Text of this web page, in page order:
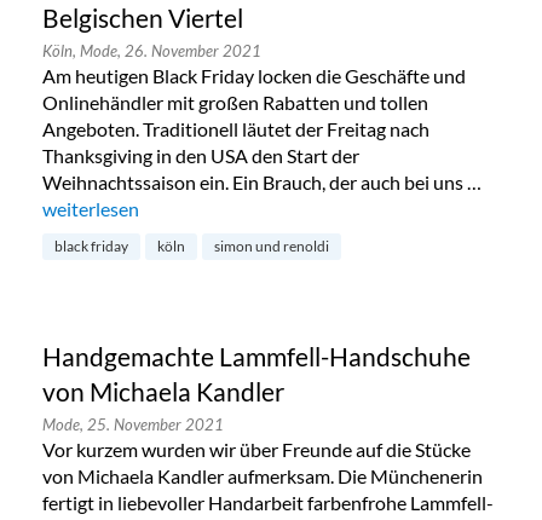
Belgischen Viertel
Köln, Mode, 26. November 2021
Am heutigen Black Friday locken die Geschäfte und
Onlinehändler mit großen Rabatten und tollen
Angeboten. Traditionell läutet der Freitag nach
Thanksgiving in den USA den Start der
Weihnachtssaison ein. Ein Brauch, der auch bei uns …
„Black Friday bei Simon & Renoldi im Belgischen Viertel“
weiterlesen
black friday köln simon und renoldi
Handgemachte Lammfell-Handschuhe
von Michaela Kandler
Mode, 25. November 2021
Vor kurzem wurden wir über Freunde auf die Stücke
von Michaela Kandler aufmerksam. Die Münchenerin
fertigt in liebevoller Handarbeit farbenfrohe Lammfell-